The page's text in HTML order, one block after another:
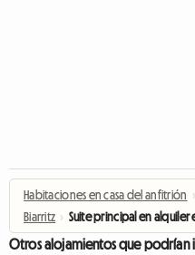
Habitaciones en casa del anfitrión ›
Biarritz › Suite principal en alquiler
Otros alojamientos que podrían